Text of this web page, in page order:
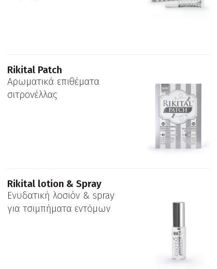
Rikital Patch
Aρωματικά επιθέματα
σιτρονέλλας
Rikital lotion & Spray
Ενυδατική λοσιόν & spray
για τσιμπήματα εντόμων